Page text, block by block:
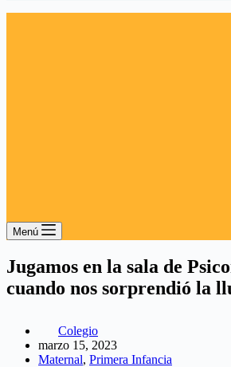
Menú
Jugamos en la sala de
cuando nos sorprendió la
Colegio
marzo 15, 2023
Maternal, Primera Infancia